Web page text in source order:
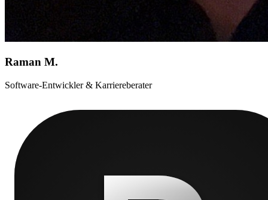
Raman M.
Software-Entwickler & Karriereberater